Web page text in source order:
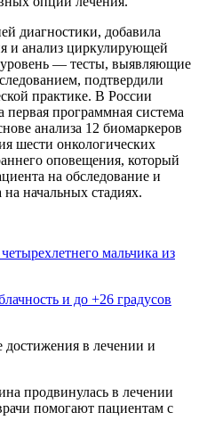
диагностики, добавила
и анализ циркулирующей
— тесты, выявляющие
подтвердили
практике. В России
первая программная система
анализа 12 биомаркеров
шести онкологических
оповещения, который
на обследование и
начальных стадиях.
мальчика из
и до +26 градусов
продвинулась в лечении
помогают пациентам с